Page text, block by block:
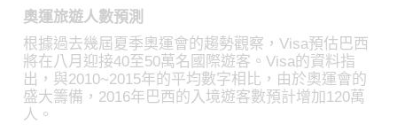
奧運旅遊人數預測
根據過去幾屆夏季奧運會的趨勢觀察，Visa預估巴西
將在八月迎接40至50萬名國際遊客。Visa的資料指
出，與2010~2015年的平均數字相比，由於奧運會的
盛大籌備，2016年巴西的入境遊客數預計增加120萬
人。